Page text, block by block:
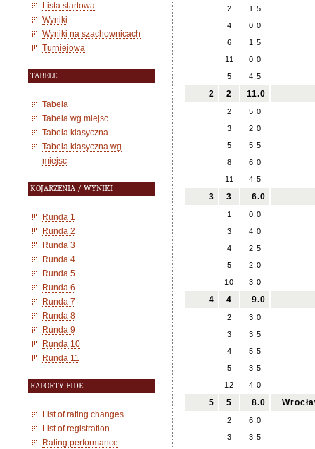
Lista startowa
Wyniki
Wyniki na szachownicach
Turniejowa
TABELE
Tabela
Tabela wg miejsc
Tabela klasyczna
Tabela klasyczna wg
miejsc
KOJARZENIA / WYNIKI
Runda 1
Runda 2
Runda 3
Runda 4
Runda 5
Runda 6
Runda 7
Runda 8
Runda 9
Runda 10
Runda 11
RAPORTY FIDE
List of rating changes
List of registration
Rating performance
2
1.5
4
0.0
6
1.5
11
0.0
5
4.5
2 2 11.0
2
5.0
3
2.0
5
5.5
8
6.0
11
4.5
3 3 6.0
1
0.0
3
4.0
4
2.5
5
2.0
10
3.0
4 4 9.0
2
3.0
3
3.5
4
5.5
5
3.5
12
4.0
5 5 8.0
2
6.0
3
3.5